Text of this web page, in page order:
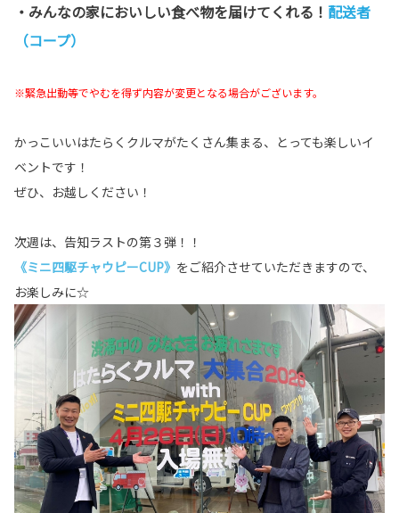
・みんなの家においしい食べ物を届けてくれる！ 配送者
（コープ）
※緊急出動等でやむを得ず内容が変更となる場合がございます。
かっこいいはたらくクルマがたくさん集まる、とっても楽しいイ
ベントです！
ぜひ、お越しください！
次週は、告知ラストの第３弾！！
《ミニ四駆チャウピーCUP》 をご紹介させていただきますので、
お楽しみに☆